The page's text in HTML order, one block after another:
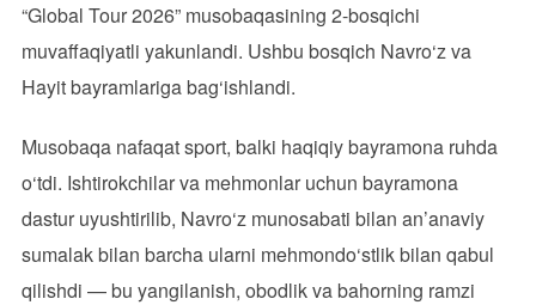
“Global Tour 2026” musobaqasining 2-bosqichi
muvaffaqiyatli yakunlandi. Ushbu bosqich Navro‘z va
Hayit bayramlariga bag‘ishlandi.
Musobaqa nafaqat sport, balki haqiqiy bayramona ruhda
o‘tdi. Ishtirokchilar va mehmonlar uchun bayramona
dastur uyushtirilib, Navro‘z munosabati bilan an’anaviy
sumalak bilan barcha ularni mehmondo‘stlik bilan qabul
qilishdi — bu yangilanish, obodlik va bahorning ramzi